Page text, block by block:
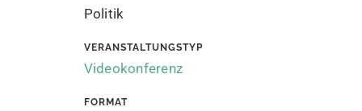
Politik
VERANSTALTUNGSTYP
Videokonferenz
FORMAT